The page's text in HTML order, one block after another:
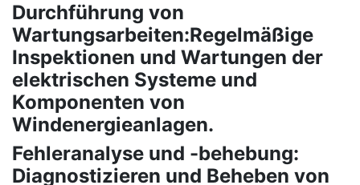
Durchführung von
Wartungsarbeiten:Regelmäßige
Inspektionen und Wartungen der
elektrischen Systeme und
Komponenten von
Windenergieanlagen.
Fehleranalyse und -behebung:
Diagnostizieren und Beheben von